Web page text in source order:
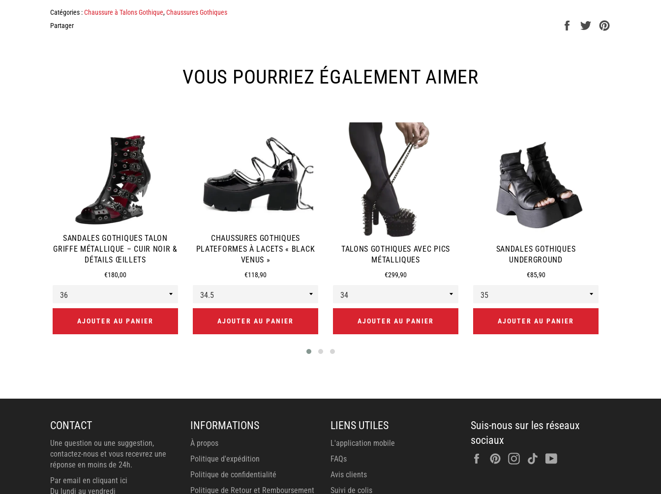
Catégories :Chaussure à Talons Gothique,Chaussures Gothiques
Partager
PartagerTweeter
VOUS POURRIEZ ÉGALEMENT AIMER
SANDALES GOTHIQUES TALON
GRIFFE MÉTALLIQUE – CUIR NOIR &
DÉTAILS ŒILLETS
Prix
€180,00
AJOUTER AU PANIER
CHAUSSURES GOTHIQUES
PLATEFORMES À LACETS « BLACK
VENUS »
Prix
€118,90
AJOUTER AU PANIER
TALONS GOTHIQUES AVEC PICS
MÉTALLIQUES
Prix
€299,90
AJOUTER AU PANIER
SANDALES GOTHIQUES
UNDERGROUND
Prix
€85,90
AJOUTER AU PANIER
CONTACT
Une question ou une suggestion,
contactez-nous et vous recevrez une
réponse en moins de 24h.
Par email en cliquant ici
Du lundi au vendredi
INFORMATIONS
À propos
Politique d'expédition
Politique de confidentialité
Politique de Retour et Remboursement
LIENS UTILES
L'application mobile
FAQs
Avis clients
Suivi de colis
Suis-nous sur les réseaux
sociaux
FacebookPinterestInstagram
Tiktok